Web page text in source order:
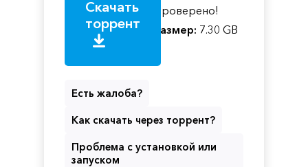
Скачать
торрент
Проверено!
Размер: 7.30 GB
Есть жалоба?
Как скачать через торрент?
Проблема с установкой или
запуском